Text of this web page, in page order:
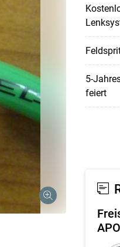
5-
feiert